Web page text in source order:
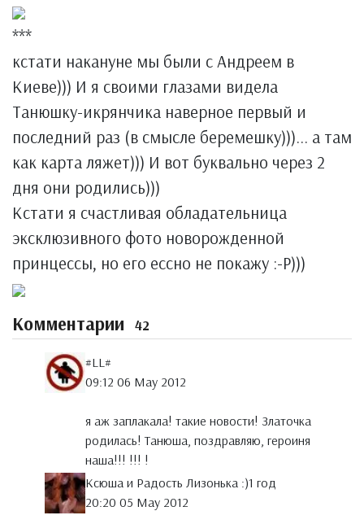
***
кстати накануне мы были с Андреем в
Киеве))) И я своими глазами видела
Танюшку-икрянчика наверное первый и
последний раз (в смысле беремешку)))... а там
как карта ляжет))) И вот буквально через 2
дня они родились)))
Кстати я счастливая обладательница
эксклюзивного фото новорожденной
принцессы, но его ессно не покажу :-Р)))
Комментарии 42
#LL#
09:12 06 May 2012
я аж заплакала! такие новости! Златочка
родилась! Танюша, поздравляю, героиня
наша!!! !!! !
Ксюша и Радость Лизонька :)1 год
20:20 05 May 2012